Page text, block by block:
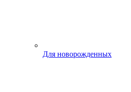
Для новорожденных